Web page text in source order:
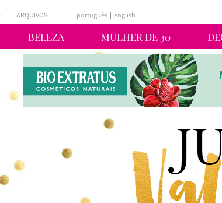
BELEZA MULHER DE 30
ARQUIVOS português english